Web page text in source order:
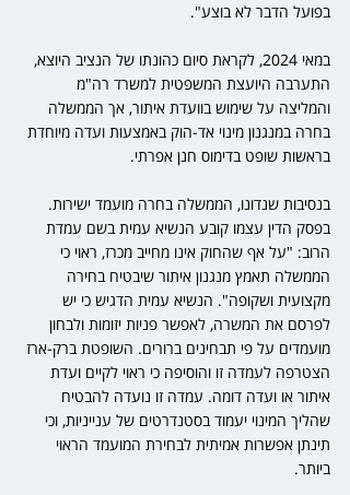
בפועל הדבר לא בוצע".
במאי 2024, לקראת סיום כהונתו של הנציב היוצא,
התערבה היועצת המשפטית למשרד רה"מ
והמליצה על שימוש בוועדת איתור, אך הממשלה
בחרה במנגנון מינוי אד-הוק באמצעות ועדה מיוחדת
בראשות שופט בדימוס חנן אפרתי.
בנסיבות שנדונו, הממשלה בחרה מועמד ישירות.
בפסק הדין עצמו קובע הנשיא עמית בשם עמדת
הרוב: "על אף שהחוק אינו מחייב מכרז, ראוי כי
הממשלה תאמץ מנגנון איתור שיבטיח בחירה
מקצועית ושקופה". הנשיא עמית הדגיש כי יש
לפרסם את המשרה, לאפשר פניות יזומות ולבחון
מועמדים על פי תבחינים ברורים. השופטת ברק-ארז
הצטרפה לעמדה זו והוסיפה כי ראוי לקיים ועדת
איתור או ועדה דומה. עמדה זו נועדה להבטיח
שהליך המינוי יעמוד בסטנדרטים של ענייניות, וכי
תינתן אפשרות אמיתית לבחירת המועמד הראוי
ביותר.